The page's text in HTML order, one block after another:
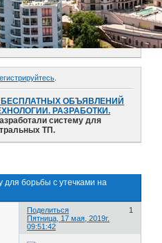
ОБЪЯВЛЕНИЙ
РАЗРАБОТКИ.
систему для
ТП.
для борьбы с утечками на
Поделиться
1
Пятница, 17 мая, 2019г.
09:51:42